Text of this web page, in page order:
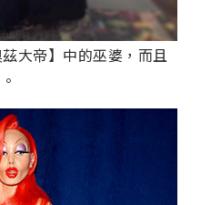
大帝】中的巫婆，而且